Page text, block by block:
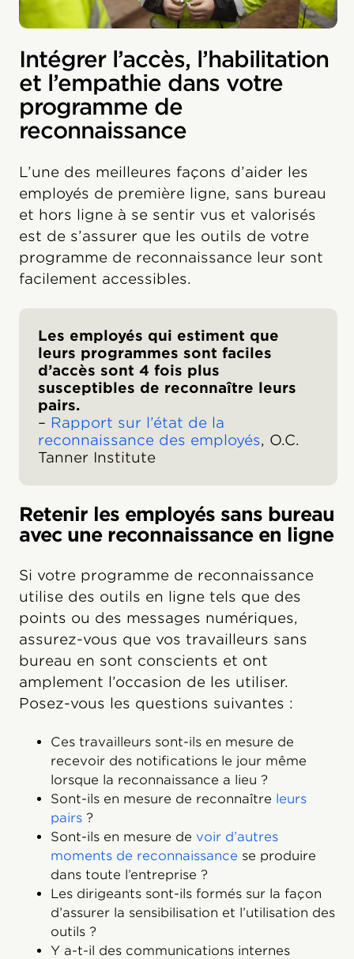
Intégrer l’accès, l’habilitation
et l’empathie dans votre
programme de
reconnaissance
L’une des meilleures façons d’aider les
employés de première ligne, sans bureau
et hors ligne à se sentir vus et valorisés
est de s’assurer que les outils de votre
programme de reconnaissance leur sont
facilement accessibles.
Les employés qui estiment que
leurs programmes sont faciles
d’accès sont 4 fois plus
susceptibles de reconnaître leurs
pairs.
– Rapport sur l’état de la
reconnaissance des employés, O.C.
Tanner Institute
Retenir les employés sans bureau
avec une reconnaissance en ligne
Si votre programme de reconnaissance
utilise des outils en ligne tels que des
points ou des messages numériques,
assurez-vous que vos travailleurs sans
bureau en sont conscients et ont
amplement l’occasion de les utiliser.
Posez-vous les questions suivantes :
Ces travailleurs sont-ils en mesure de
recevoir des notifications le jour même
lorsque la reconnaissance a lieu ?
Sont-ils en mesure de reconnaître leurs
pairs ?
Sont-ils en mesure de voir d’autres
moments de reconnaissance se produire
dans toute l’entreprise ?
Les dirigeants sont-ils formés sur la façon
d’assurer la sensibilisation et l’utilisation des
outils ?
Y a-t-il des communications internes